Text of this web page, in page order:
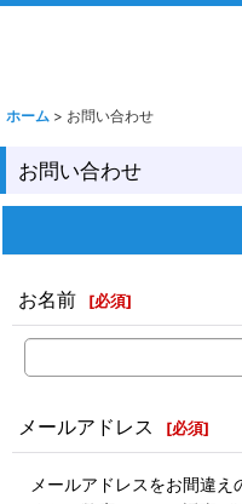
ホーム > お問い合わせ
お問い合わせ
お名前 [必須]
メールアドレス [必須]
メールアドレスをお間違え